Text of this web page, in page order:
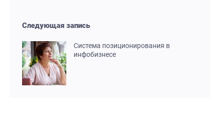
Следующая запись
Система позиционирования в
инфобизнесе